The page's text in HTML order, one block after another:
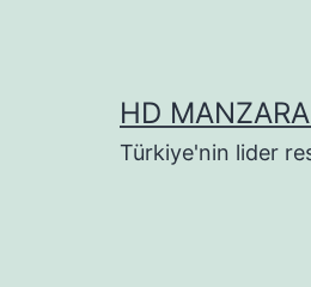
HD
Türkiye'nin lider